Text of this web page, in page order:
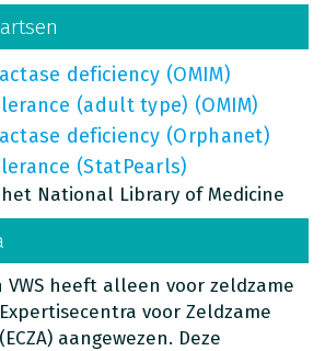
deficiency (OMIM)
(adult type) (OMIM)
deficiency (Orphanet)
(StatPearls)
National Library of Medicine
VWS heeft alleen voor zeldzame
voor Zeldzame
aangewezen. Deze